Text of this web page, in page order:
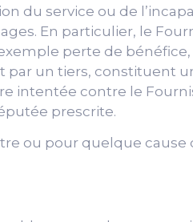
du service ou de
En particulier, le
perte de
un tiers, constituent
intentée contre le
prescrite.
ou pour quelque cause